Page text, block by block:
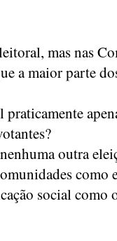
mas nas
a maior parte
praticamente
outra
como
social como